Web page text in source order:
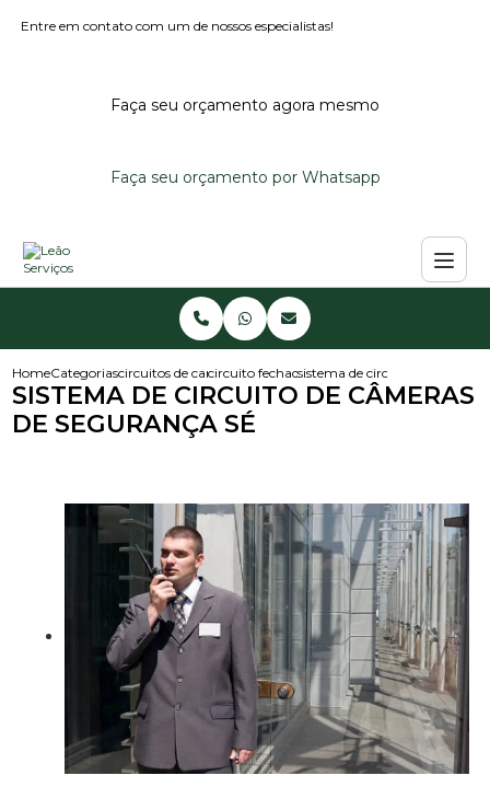
Entre em contato com um de nossos especialistas!
Faça seu orçamento agora mesmo
Faça seu orçamento por Whatsapp
HomeCategoriascircuitos de camerascircuito fechado de cameras
sistema de circuito de
SISTEMA DE CIRCUITO DE CÂMERAS
DE SEGURANÇA SÉ